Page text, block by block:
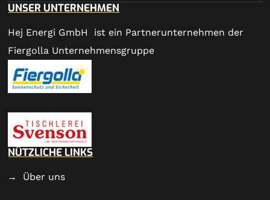
UNSER UNTERNEHMEN
Hej Energi GmbH ist ein Partnerunternehmen der
Fiergolla Unternehmensgruppe
NÜTZLICHE LINKS
Über uns